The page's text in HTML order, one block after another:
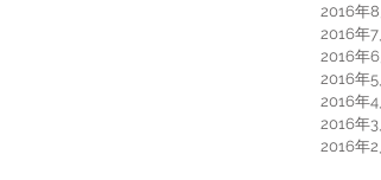
2016年8
2016年7
2016年6
2016年5
2016年4
2016年3
2016年2